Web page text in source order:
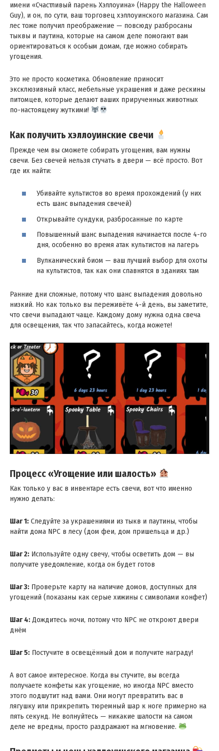
имени «Счастливый парень Хэллоуина» (Happy the Halloween
Guy), и он, по сути, ваш торговец хэллоуинского магазина. Сам
лес тоже получил преображение — повсюду разбросаны
тыквы и паутина, которые на самом деле помогают вам
ориентироваться к особым домам, где можно собирать
угощения.
Это не просто косметика. Обновление приносит
эксклюзивный класс, мебельные украшения и даже рескины
питомцев, которые делают ваших прирученных животных
по-настоящему жуткими!
Как получить хэллоуинские свечи
Прежде чем вы сможете собирать угощения, вам нужны
свечи. Без свечей нельзя стучать в двери — всё просто. Вот
где их найти:
Убивайте культистов во время прохождений (у них
есть шанс выпадения свечей)
Открывайте сундуки, разбросанные по карте
Повышенный шанс выпадения начинается после 4-го
дня, особенно во время атак культистов на лагерь
Вулканический биом — ваш лучший выбор для охоты
на культистов, так как они спавнятся в зданиях там
Ранние дни сложные, потому что шанс выпадения довольно
низкий. Но как только вы переживёте 4-й день, вы заметите,
что свечи выпадают чаще. Каждому дому нужна одна свеча
для освещения, так что запасайтесь, когда можете!
Процесс «Угощение или шалость»
Как только у вас в инвентаре есть свечи, вот что именно
нужно делать:
Шаг 1: Следуйте за украшениями из тыкв и паутины, чтобы
найти дома NPC в лесу (дом феи, дом пришельца и др.)
Шаг 2: Используйте одну свечу, чтобы осветить дом — вы
получите уведомление, когда он будет готов
Шаг 3: Проверьте карту на наличие домов, доступных для
угощений (показаны как серые хижины с символами конфет)
Шаг 4: Дождитесь ночи, потому что NPC не откроют двери
днём
Шаг 5: Постучите в освещённый дом и получите награду!
А вот самое интересное. Когда вы стучите, вы всегда
получаете конфеты как угощение, но иногда NPC вместо
этого подшутит над вами. Они могут превратить вас в
лягушку или прикрепить тюремный шар к ноге примерно на
пять секунд. Не волнуйтесь — никакие шалости на самом
деле не вредны, просто раздражают на мгновение.